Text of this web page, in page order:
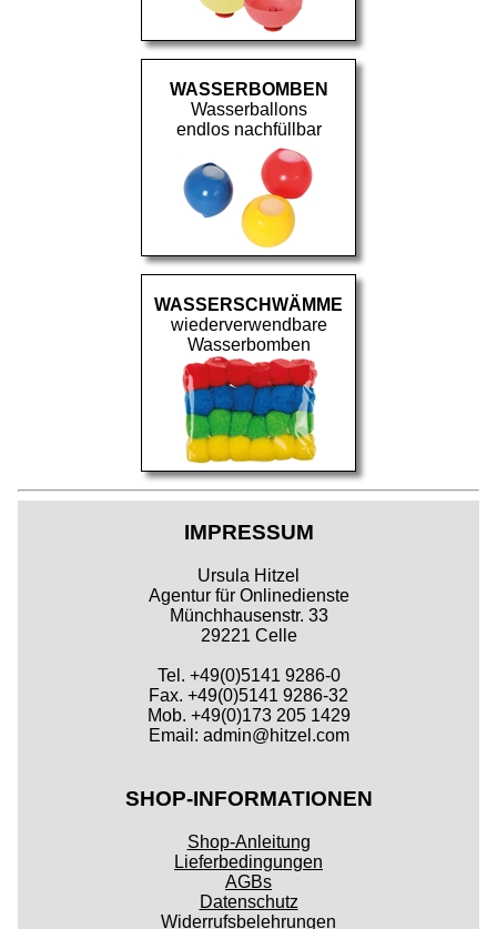
WASSERBOMBEN
Wasserballons
endlos nachfüllbar
WASSERSCHWÄMME
wiederverwendbare
Wasserbomben
IMPRESSUM
Ursula Hitzel
Agentur für Onlinedienste
Münchhausenstr. 33
29221 Celle
Tel. +49(0)5141 9286-0
Fax. +49(0)5141 9286-32
Mob. +49(0)173 205 1429
Email: admin@hitzel.com
SHOP-INFORMATIONEN
Shop-Anleitung
Lieferbedingungen
AGBs
Datenschutz
Widerrufsbelehrungen